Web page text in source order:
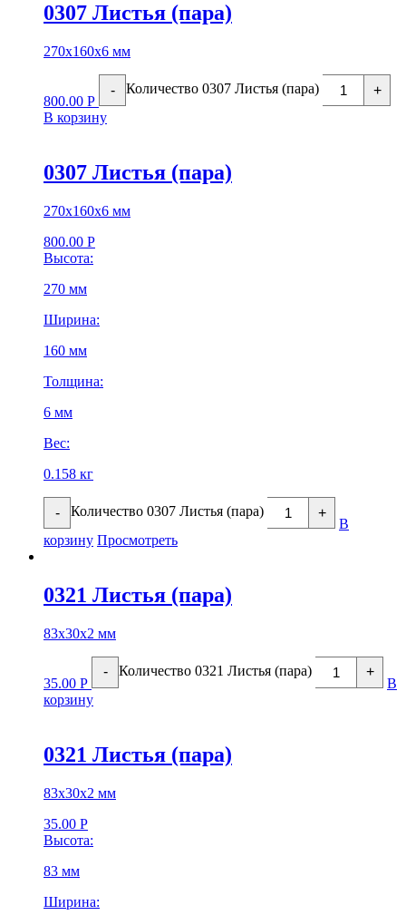
0307 Листья (пара)
270х160х6 мм
800.00 Р
- Количество 0307 Листья (пара)
+
В корзину
0307 Листья (пара)
270х160х6 мм
800.00 Р
Высота:
270 мм
Ширина:
160 мм
Толщина:
6 мм
Вес:
0.158 кг
- Количество 0307 Листья (пара) +
В
корзину Просмотреть
0321 Листья (пара)
83х30х2 мм
35.00 Р
- Количество 0321 Листья (пара) +
В
корзину
0321 Листья (пара)
83х30х2 мм
35.00 Р
Высота:
83 мм
Ширина: